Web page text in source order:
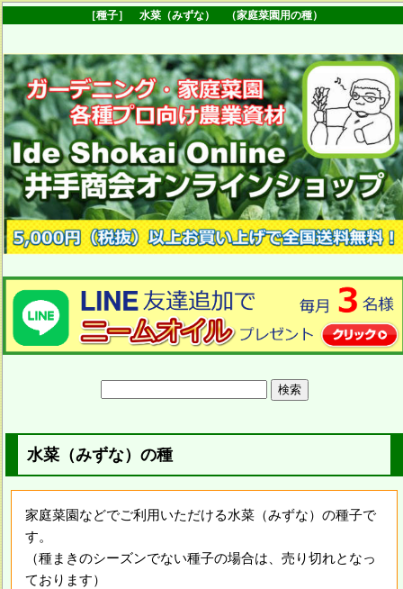
［種子］ 水菜（みずな） （家庭菜園用の種）
水菜（みずな）の種
家庭菜園などでご利用いただける水菜（みずな）の種子で
す。
（種まきのシーズンでない種子の場合は、売り切れとなっ
ております）